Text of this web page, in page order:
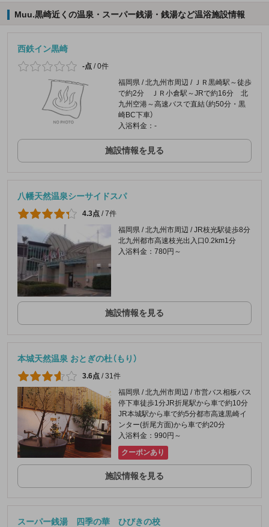
Muu.黒崎近くの温泉・スーパー銭湯・銭湯など温浴施設情報
西鉄イン黒崎
-点 /0件
福岡県 / 北九州市周辺 / ＪＲ黒崎駅～徒歩
で約2分 ＪＲ小倉駅～JRで約16分 北
九州空港～高速バスで直結（約50分・黒
崎BC下車）
入浴料金：-
施設情報を見る
八幡天然温泉シーサイドスパ
4.3点 /7件
福岡県 / 北九州市周辺 / JR枝光駅徒歩8分
北九州都市高速枝光出入口0.2km1分
入浴料金：780円～
施設情報を見る
本城天然温泉 おとぎの杜（もり）
3.6点 /31件
福岡県 / 北九州市周辺 / 市営バス相板バス
停下車徒歩1分JR折尾駅から車で約10分
JR本城駅から車で約5分都市高速黒崎イ
ンター(折尾方面)から車で約20分
入浴料金：990円～
クーポンあり
施設情報を見る
スーパー銭湯 四季の華 ひびきの校